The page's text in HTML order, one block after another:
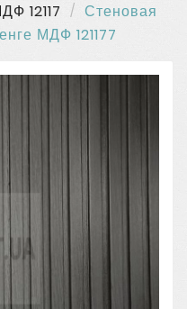
12117
Стеновая
МДФ 121177